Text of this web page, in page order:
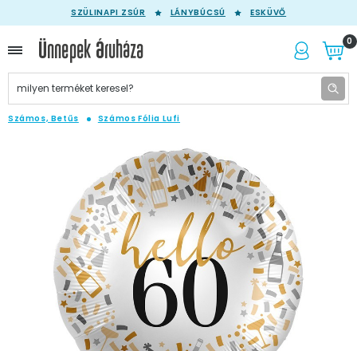
SZÜLINAPI ZSÚR LÁNYBÚCSÚ ESKÜVŐ
0
Számos, Betűs Számos Fólia Lufi